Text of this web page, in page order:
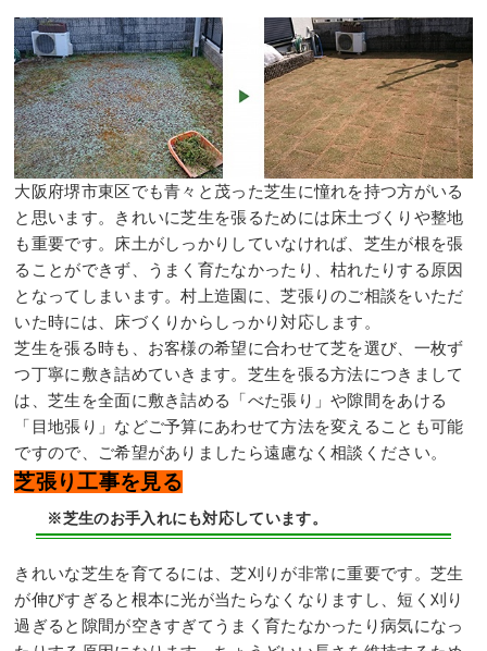
大阪府堺市東区でも青々と茂った芝生に憧れを持つ方がいる
と思います。きれいに芝生を張るためには床土づくりや整地
も重要です。床土がしっかりしていなければ、芝生が根を張
ることができず、うまく育たなかったり、枯れたりする原因
となってしまいます。村上造園に、芝張りのご相談をいただ
いた時には、床づくりからしっかり対応します。
芝生を張る時も、お客様の希望に合わせて芝を選び、一枚ず
つ丁寧に敷き詰めていきます。芝生を張る方法につきまして
は、芝生を全面に敷き詰める「べた張り」や隙間をあける
「目地張り」などご予算にあわせて方法を変えることも可能
ですので、ご希望がありましたら遠慮なく相談ください。
芝張り工事を見る
※芝生のお手入れにも対応しています。
きれいな芝生を育てるには、芝刈りが非常に重要です。芝生
が伸びすぎると根本に光が当たらなくなりますし、短く刈り
過ぎると隙間が空きすぎてうまく育たなかったり病気になっ